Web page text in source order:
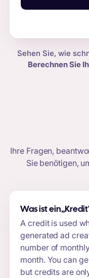
Sehen Sie, wie
Berechnen Sie
Ihre Fragen,
Sie benötigen,
Was ist ein
A credit is used
generated ad
number of
month. You can
but credits are